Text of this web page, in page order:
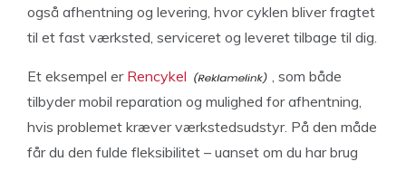
også afhentning og levering, hvor cyklen bliver fragtet
til et fast værksted, serviceret og leveret tilbage til dig.
Et eksempel erRencykel
, som både
tilbyder mobil reparation og mulighed for afhentning,
hvis problemet kræver værkstedsudstyr. På den måde
får du den fulde fleksibilitet – uanset om du har brug